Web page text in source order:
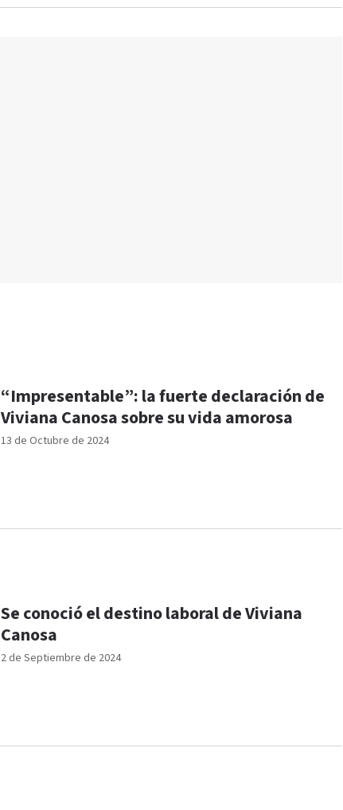
13 de Octubre de 2024
“Impresentable”: la fuerte declaración de
Viviana Canosa sobre su vida amorosa
2 de Septiembre de 2024
Se conoció el destino laboral de Viviana
Canosa